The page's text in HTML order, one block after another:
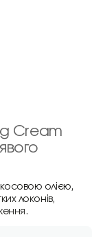
Cream
олією,
локонів,